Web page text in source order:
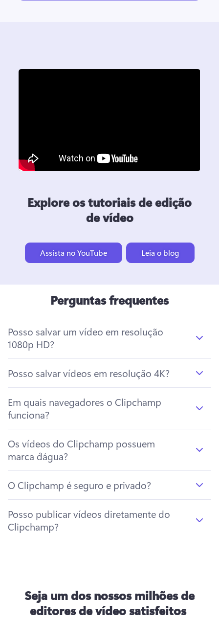
Explore os tutoriais de edição
de vídeo
Assista no YouTube Leia o blog
Perguntas frequentes
Posso salvar um vídeo em resolução
1080p HD?
Posso salvar vídeos em resolução 4K?
Em quais navegadores o Clipchamp
funciona?
Os vídeos do Clipchamp possuem
marca d´água?
O Clipchamp é seguro e privado?
Posso publicar vídeos diretamente do
Clipchamp?
Seja um dos nossos milhões de
editores de vídeo satisfeitos